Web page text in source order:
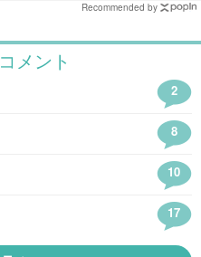
Recommended by